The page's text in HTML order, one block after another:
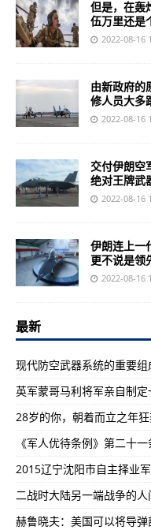
但是，在轰
伍万里还是
2022-08-16
由新政府的
修人员大多
2022-08-16
交付伊朗空
绝对王牌武
2022-08-16
伊朗连上一
更不说是领
2022-08-16
最新
现代防空武器系统的重要
英军蒙哥马利将军亲自制
28岁的你，朝着而立之年狂
《军人优待条例》第二十
2015辽宁沈阳市自主择业
二战时大陆另一端战争的
赫鲁晓夫：美国可以将导